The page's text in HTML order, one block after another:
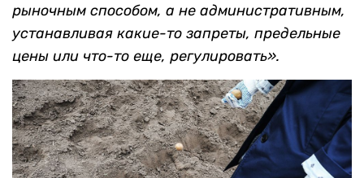
рыночным способом, а не административным,
устанавливая какие-то запреты, предельные
цены или что-то еще, регулировать».